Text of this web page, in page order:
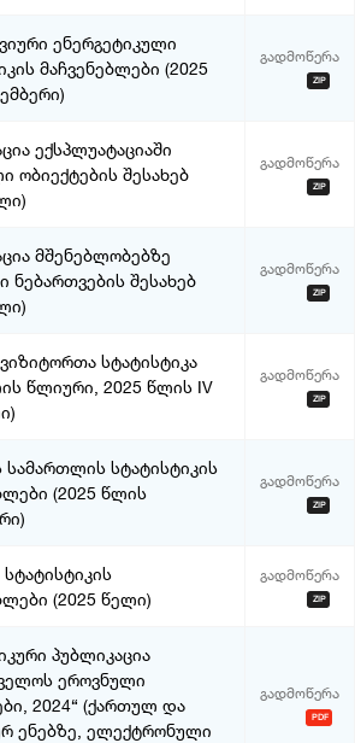
ენერგეტიკული
მაჩვენებლები (2025
გადმოწერა
ZIP
ექსპლუატაციაში
ობიექტების შესახებ
გადმოწერა
ZIP
მშენებლობებზე
ნებართვების შესახებ
გადმოწერა
ZIP
სტატისტიკა
წლიური, 2025 წლის IV
გადმოწერა
ZIP
სამართლის სტატისტიკის
(2025 წლის
გადმოწერა
ZIP
(2025 წელი)
გადმოწერა
ZIP
პუბლიკაცია
ეროვნული
2024“ (ქართულ და
ენებზე, ელექტრონული
გადმოწერა
PDF